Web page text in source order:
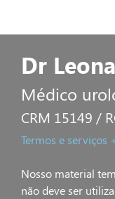
Dr
Médico
CRM 15149 /
Termos e serviços
Nosso material
não deve ser